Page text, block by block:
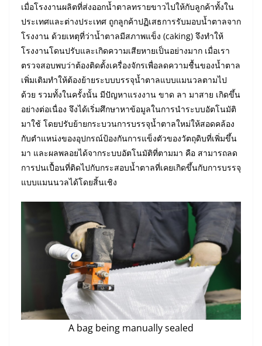
เมื่อโรงงานผลิตที่ส่งออกน้ำตาลทรายขาวไปให้กับลูกค้าทั้งใน
ประเทศและต่างประเทศ ถูกลูกค้าปฏิเสธการรับมอบน้ำตาลจาก
โรงงาน ด้วยเหตุที่ว่าน้ำตาลมีสภาพแข็ง (caking) จึงทำให้
โรงงานโดนปรับและเกิดความเสียหายเป็นอย่างมาก เมื่อเรา
ตรวจสอบพบว่าต้องติดตั้งเครื่องจักรเพื่อลดความชื้นของน้ำตาล
เพิ่มเติมทำให้ต้องย้ายระบบบรรจุน้ำตาลแบบแมนวลตามไป
ด้วย รวมทั้งในครั้งนั้น มีปัญหาแรงงาน ขาด ลา มาสาย เกิดขึ้น
อย่างต่อเนื่อง จึงได้เริ่มศึกษาหาข้อมูลในการนำระบบอัตโนมัติ
มาใช้ โดยปรับย้ายกระบวนการบรรจุน้ำตาลใหม่ให้สอดคล้อง
กับตำแหน่งของอุปกรณ์ป้องกันการแข็งตัวของวัตถุดิบที่เพิ่มขึ้น
มา และผลพลอยได้จากระบบอัตโนมัติที่ตามมา คือ สามารถลด
การปนเปื้อนที่ติดไปกับกระสอบน้ำตาลที่เคยเกิดขึ้นกับการบรรจุ
แบบแมนนวลได้โดยสิ้นเชิง
A bag being manually sealed